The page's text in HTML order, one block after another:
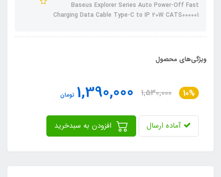
Baseus Explorer Series Auto Power-Off Fast
Charging Data Cable Type-C to IP 20W CATS000001
ویژگی‌های محصول
10%
1,530,000
1,390,000 تومان
آماده ارسال